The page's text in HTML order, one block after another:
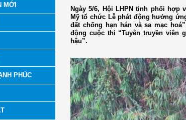
MỚI
PHÚC
Ngày 5/6, Hội LHPN tỉnh phối hợp
Mỹ tổ chức Lễ phát động hưởng
đất chống hạn hán và sa mạc
động cuộc thi “Tuyên truyền
hậu”.